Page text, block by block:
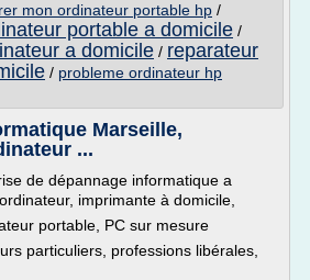
mon ordinateur portable hp /
portable a domicile /
a domicile / reparateur
/ probleme ordinateur hp
Marseille,
...
de dépannage informatique a
imprimante à domicile,
portable, PC sur mesure
particuliers, professions libérales,